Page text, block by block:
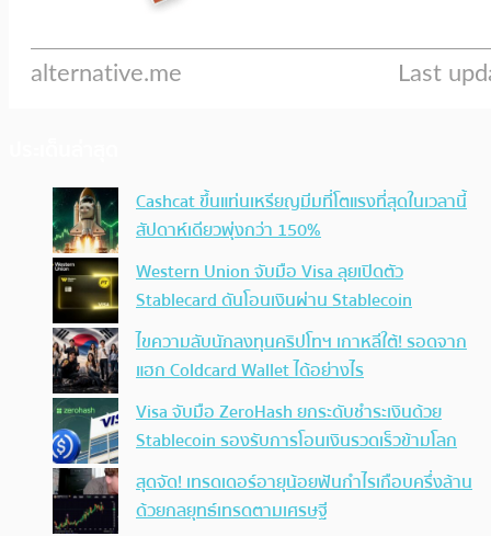
Cashcat ขึ้นแท่นเหรียญมีมที่โตแรงที่สุดในเวลานี้
สัปดาห์เดียวพุ่งกว่า 150%
Western Union จับมือ Visa ลุยเปิดตัว
Stablecard ดันโอนเงินผ่าน Stablecoin
ไขความลับนักลงทุนคริปโทฯ เกาหลีใต้! รอดจาก
แฮก Coldcard Wallet ได้อย่างไร
Visa จับมือ ZeroHash ยกระดับชำระเงินด้วย
Stablecoin รองรับการโอนเงินรวดเร็วข้ามโลก
สุดจัด! เทรดเดอร์อายุน้อยฟันกำไรเกือบครึ่งล้าน
ด้วยกลยุทธ์เทรดตามเศรษฐี